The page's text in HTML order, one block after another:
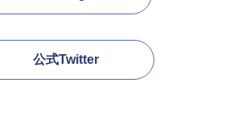
公式Twitter